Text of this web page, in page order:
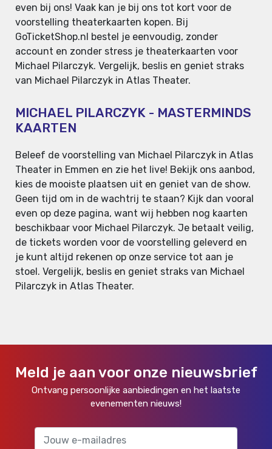
even bij ons! Vaak kan je bij ons tot kort voor de
voorstelling theaterkaarten kopen. Bij
GoTicketShop.nl bestel je eenvoudig, zonder
account en zonder stress je theaterkaarten voor
Michael Pilarczyk. Vergelijk, beslis en geniet straks
van Michael Pilarczyk in Atlas Theater.
MICHAEL PILARCZYK - MASTERMINDS
KAARTEN
Beleef de voorstelling van Michael Pilarczyk in Atlas
Theater in Emmen en zie het live! Bekijk ons aanbod,
kies de mooiste plaatsen uit en geniet van de show.
Geen tijd om in de wachtrij te staan? Kijk dan vooral
even op deze pagina, want wij hebben nog kaarten
beschikbaar voor Michael Pilarczyk. Je betaalt veilig,
de tickets worden voor de voorstelling geleverd en
je kunt altijd rekenen op onze service tot aan je
stoel. Vergelijk, beslis en geniet straks van Michael
Pilarczyk in Atlas Theater.
Meld je aan voor onze nieuwsbrief
Ontvang persoonlijke aanbiedingen en het laatste
evenementen nieuws!